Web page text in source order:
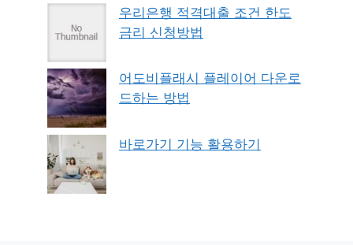
우리은행 적격대출 조건 한도
금리 신청방법
어도비플래시 플레이어 다운로
드하는 방법
바로가기 기능 활용하기